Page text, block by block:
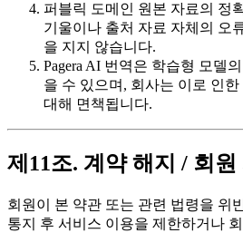
퍼블릭 도메인 원본 자료의 정
기울이나 출처 자료 자체의 오
을 지지 않습니다.
Pagera AI 번역은 학습형 모델
을 수 있으며, 회사는 이로 인한
대해 면책됩니다.
제11조. 계약 해지 / 회원
회원이 본 약관 또는 관련 법령을 위
통지 후 서비스 이용을 제한하거나